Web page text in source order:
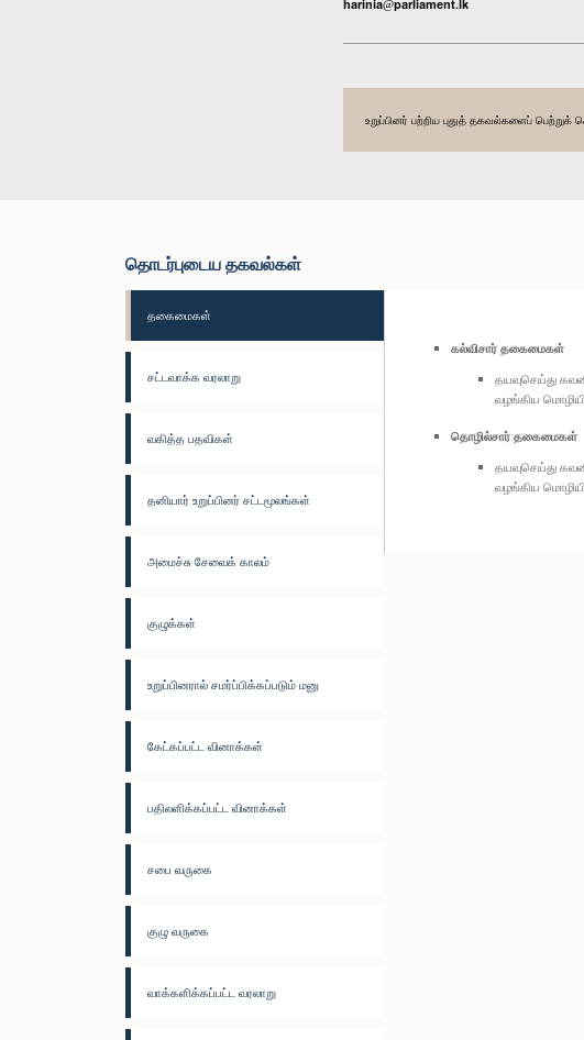
harinia@parliament.lk
உறுப்பினர் பற்றிய புதுத் தகவல்களைப்
தொடர்புடைய தகவல்கள்
தகைமைகள்
சட்டவாக்க வரலாறு
வகித்த பதவிகள்
தனியார் உறுப்பினர் சட்டமூலங்கள்
அமைச்சு சேவைக் காலம்
குழுக்கள்
உறுப்பினரால் சமர்ப்பிக்கப்படும் மனு
கேட்கப்பட்ட வினாக்கள்
பதிலளிக்கப்பட்ட வினாக்கள்
சபை வருகை
குழு வருகை
வாக்களிக்கப்பட்ட வரலாறு
கல்விசார் தகைமைகள்
தயவுசெய்து
வழங்கிய
தொழில்சார் தகைமைகள்
தயவுசெய்து
வழங்கிய